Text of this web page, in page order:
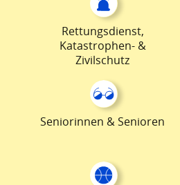
Rettungsdienst,
Katastrophen- &
Zivilschutz
Seniorinnen & Senioren